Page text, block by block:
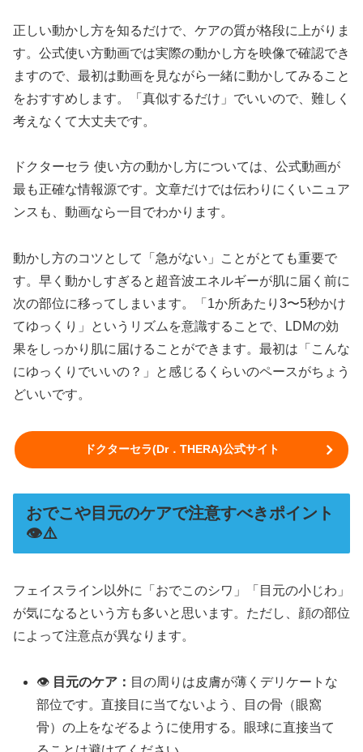
正しい動かし方を知るだけで、ケアの質が格段に上がりま
す。公式使い方動画では実際の動かし方を映像で確認でき
ますので、最初は動画を見ながら一緒に動かしてみること
をおすすめします。「真似するだけ」でいいので、難しく
考えなくて大丈夫です。
ドクターセラ 使い方の動かし方については、公式動画が
最も正確な情報源です。文章だけでは伝わりにくいニュア
ンスも、動画なら一目でわかります。
動かし方のコツとして「急がない」ことがとても重要で
す。早く動かしすぎると超音波エネルギーが肌に届く前に
次の部位に移ってしまいます。「1か所あたり3〜5秒かけ
てゆっくり」というリズムを意識することで、LDMの効
果をしっかり肌に届けることができます。最初は「こんな
にゆっくりでいいの？」と感じるくらいのペースがちょう
どいいです。
ドクターセラ(Dr．THERA)公式サイト
おでこや目元のケアで注意すべきポイント
👁️⚠️
フェイスライン以外に「おでこのシワ」「目元の小じわ」
が気になるという方も多いと思います。ただし、顔の部位
によって注意点が異なります。
👁️ 目元のケア： 目の周りは皮膚が薄くデリケートな
部位です。直接目に当てないよう、目の骨（眼窩
骨）の上をなぞるように使用する。眼球に直接当て